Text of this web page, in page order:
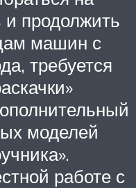
и продолжить
машин с
требуется
моделей
работе с